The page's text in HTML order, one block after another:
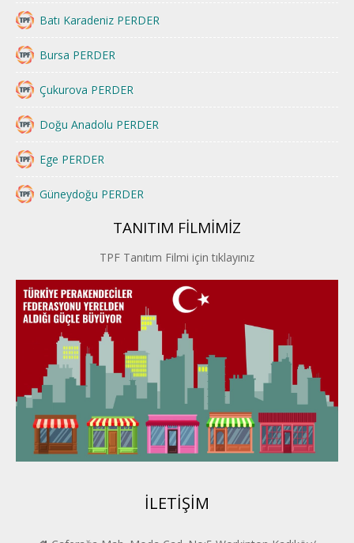
Batı Karadeniz PERDER
Bursa PERDER
Çukurova PERDER
Doğu Anadolu PERDER
Ege PERDER
Güneydoğu PERDER
İstanbul PERDER
İpek Yolu PERDER
Kayseri PERDER
Karadeniz Perder
Konya PERDER
Van PERDER
BEYPER
TANITIM FİLMİMİZ
TPF Tanıtım Filmi için tıklayınız
İLETİŞİM